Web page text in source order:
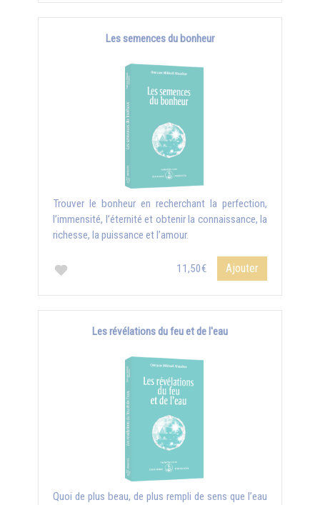
Les semences du bonheur
Trouver le bonheur en recherchant la perfection,
l’immensité, l’éternité et obtenir la connaissance, la
richesse, la puissance et l’amour.
11,50€ Ajouter
Les révélations du feu et de l'eau
Quoi de plus beau, de plus rempli de sens que l’eau